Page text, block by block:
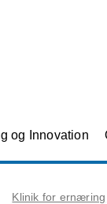
og Innovation
Klinik for ernæring